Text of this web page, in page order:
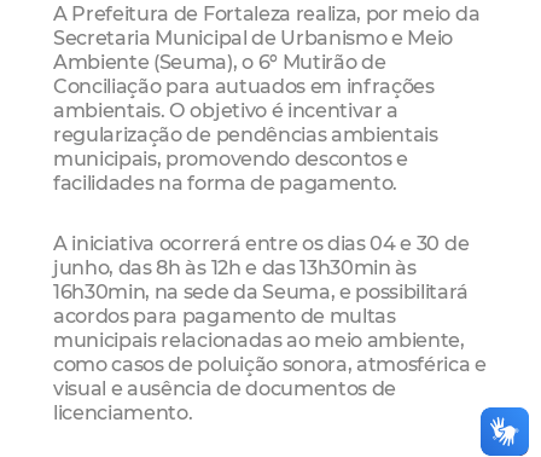
A Prefeitura de Fortaleza realiza, por meio da
Secretaria Municipal de Urbanismo e Meio
Ambiente (Seuma), o 6º Mutirão de
Conciliação para autuados em infrações
ambientais. O objetivo é incentivar a
regularização de pendências ambientais
municipais, promovendo descontos e
facilidades na forma de pagamento.
A iniciativa ocorrerá entre os dias 04 e 30 de
junho, das 8h às 12h e das 13h30min às
16h30min, na sede da Seuma, e possibilitará
acordos para pagamento de multas
municipais relacionadas ao meio ambiente,
como casos de poluição sonora, atmosférica e
visual e ausência de documentos de
licenciamento.